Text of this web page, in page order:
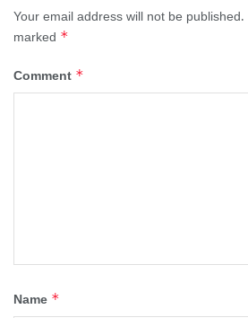
Your email address will not be published.
marked *
Comment *
Name *